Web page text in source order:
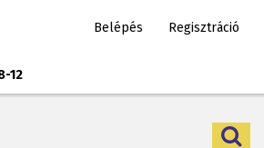
Belépés Regisztráció
12